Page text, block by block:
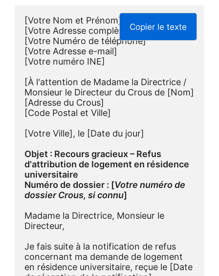
[Votre Nom et Prénom]
[Votre Adresse complète]
[Votre Numéro de téléphone]
[Votre Adresse e-mail]
[Votre numéro INE]
[À l'attention de Madame la Directrice /
Monsieur le Directeur du Crous de [Nom]
[Adresse du Crous]
[Code Postal et Ville]
[Votre Ville], le [Date du jour]
Objet : Recours gracieux – Refus
d'attribution de logement en résidence
universitaire
Numéro de dossier : [Votre numéro de
dossier Crous, si connu]
Madame la Directrice, Monsieur le
Directeur,
Je fais suite à la notification de refus
concernant ma demande de logement
en résidence universitaire, reçue le [Date
Copier le texte